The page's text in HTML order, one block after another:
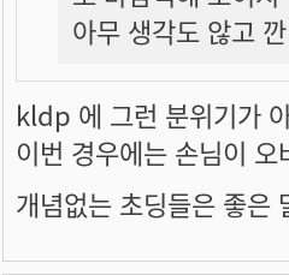
아무 생각도 않고
kldp 에 그런 분위기가
이번 경우에는 손님이
개념없는 초딩들은 좋은